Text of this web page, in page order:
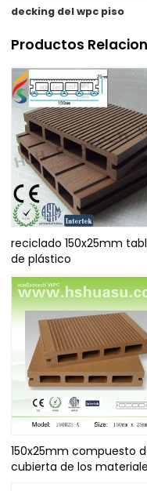
decking del wpc piso
Productos
reciclado 150x25mm
de plástico
150x25mm compuesto
cubierta de los